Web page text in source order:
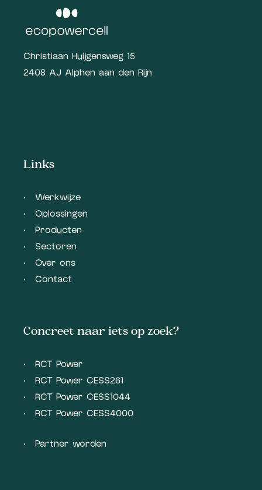
Christiaan Huijgensweg 15
2408 AJ Alphen aan den Rijn
Links
Werkwijze
Oplossingen
Producten
Sectoren
Over ons
Contact
Concreet naar iets op zoek?
RCT Power
RCT Power CESS261
RCT Power CESS1044
RCT Power CESS4000
Partner worden